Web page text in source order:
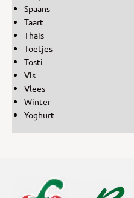
Spaans
Taart
Thais
Toetjes
Tosti
Vis
Vlees
Winter
Yoghurt